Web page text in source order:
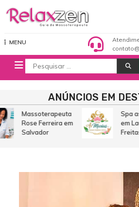
para
Relaxzen Guia de
MENU
Procurar
por:
ANÚNCIOS EM
Massoterapeuta
Rose Ferreira em
Salvador
Spa
em
Freitas